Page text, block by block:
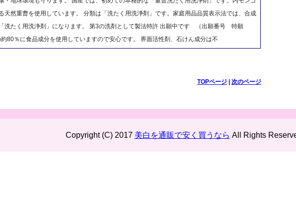
天然重曹を使用しています。 分類は「洗たく用洗浄剤」です。家庭用品品質表示法では、合成
洗たく用洗浄剤」になります。 第3の洗剤として製法特許 出願中です （出願番号 特願
80％に食品成分を使用していますので安心です。 界面活性剤、石けん成分は不
TOPページ| 次のページ
Copyright (C) 2017 美白を通販で安く買うなら All Rights